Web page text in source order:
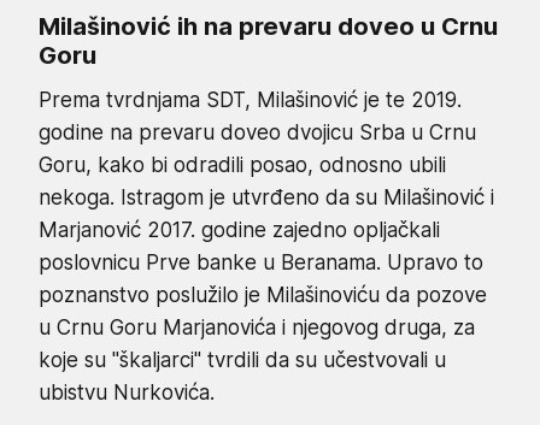
Milašinović ih na prevaru doveo u Crnu
Goru
Prema tvrdnjama SDT, Milašinović je te 2019.
godine na prevaru doveo dvojicu Srba u Crnu
Goru, kako bi odradili posao, odnosno ubili
nekoga. Istragom je utvrđeno da su Milašinović i
Marjanović 2017. godine zajedno opljačkali
poslovnicu Prve banke u Beranama. Upravo to
poznanstvo poslužilo je Milašinoviću da pozove
u Crnu Goru Marjanovića i njegovog druga, za
koje su "škaljarci" tvrdili da su učestvovali u
ubistvu Nurkovića.